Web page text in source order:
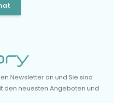
Newsletter an und Sie sind
den neuesten Angeboten und